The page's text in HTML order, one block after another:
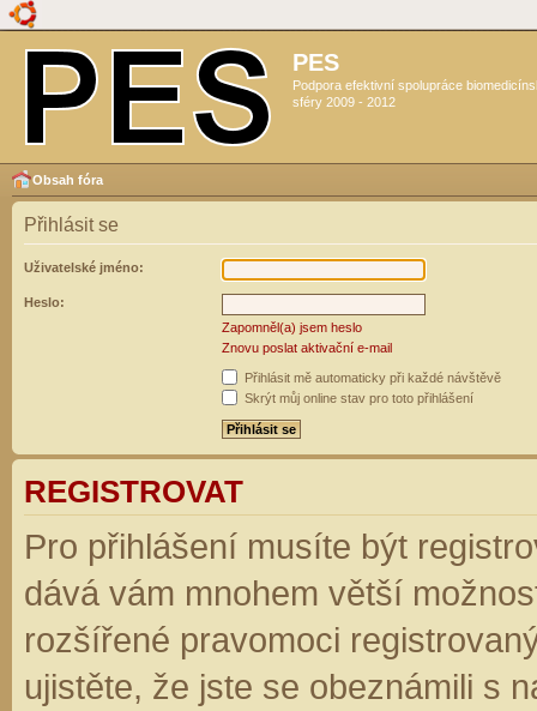
PES
Podpora efektivní spolupráce
sféry 2009 - 2012
Obsah fóra
Přihlásit se
Uživatelské jméno:
Heslo:
Zapomněl(a) jsem heslo
Znovu poslat aktivační e-mail
Přihlásit mě automaticky při každé návštěvě
Skrýt můj online stav pro toto přihlášení
REGISTROVAT
Pro přihlášení musíte být
dává vám mnohem větší
rozšířené pravomoci
ujistěte, že jste se obeznámili s